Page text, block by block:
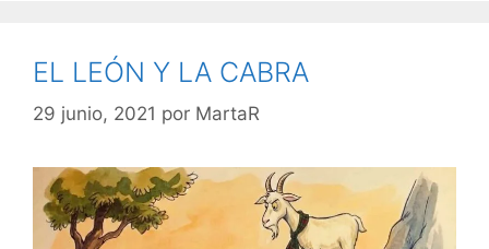
EL LEÓN Y LA CABRA
29 junio, 2021 por MartaR